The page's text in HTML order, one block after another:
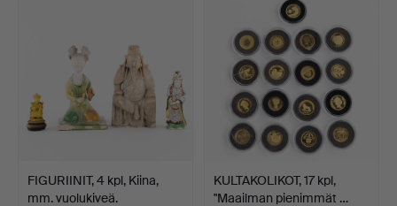
FIGURIINIT, 4 kpl, Kiina,
mm. vuolukiveä.
KULTAKOLIKOT, 17 kpl,
"Maailman pienimmät …